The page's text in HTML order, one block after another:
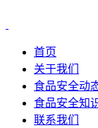
首页
关于我们
食品安全动
食品安全知
联系我们